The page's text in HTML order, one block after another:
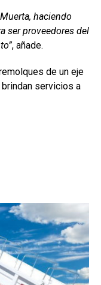
haciendo
ser proveedores del
, añade.
de un eje
servicios a